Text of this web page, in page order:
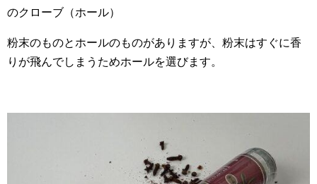
のクローブ（ホール）
粉末のものとホールのものがありますが、粉末はすぐに香
りが飛んでしまうためホールを選びます。